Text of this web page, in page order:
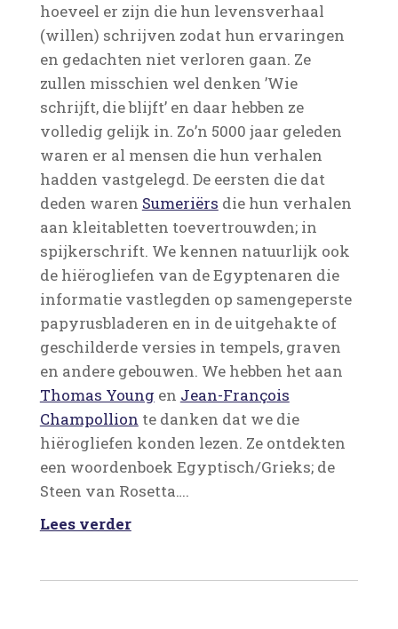
hoeveel er zijn die hun levensverhaal
(willen) schrijven zodat hun ervaringen
en gedachten niet verloren gaan. Ze
zullen misschien wel denken ’Wie
schrijft, die blijft’ en daar hebben ze
volledig gelijk in. Zo’n 5000 jaar geleden
waren er al mensen die hun verhalen
hadden vastgelegd. De eersten die dat
deden waren Sumeriërs die hun verhalen
aan kleitabletten toevertrouwden; in
spijkerschrift. We kennen natuurlijk ook
de hiërogliefen van de Egyptenaren die
informatie vastlegden op samengeperste
papyrusbladeren en in de uitgehakte of
geschilderde versies in tempels, graven
en andere gebouwen. We hebben het aan
Thomas Young en Jean-François
Champollion te danken dat we die
hiërogliefen konden lezen. Ze ontdekten
een woordenboek Egyptisch/Grieks; de
Steen van Rosetta….
Lees verder